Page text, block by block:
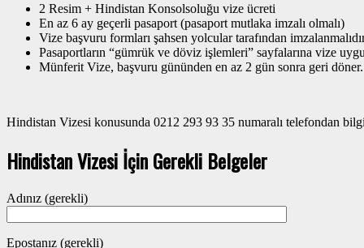
2 Resim + Hindistan Konsolsoluğu vize ücreti
En az 6 ay geçerli pasaport (pasaport mutlaka imzalı olmalı)
Vize başvuru formları şahsen yolcular tarafından
Pasaportların “gümrük ve döviz işlemleri” sayfalarına vize
Münferit Vize, başvuru gününden en az 2 gün sonra geri döner.
Hindistan Vizesi konusunda 0212 293 93 35 numaralı telefondan
Hindistan Vizesi İçin Gerekli Belgeler
Adınız (gerekli)
Epostanız (gerekli)